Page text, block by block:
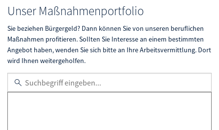
Termine und Veranstaltungen
Veranstaltungen melden
Arbeit und Gesundheit
Maßnahmen
und
Fördermöglichkeiten
Unser Maßnahmenportfolio
Sie beziehen Bürgergeld? Dann können Sie von unseren beruflichen
Maßnahmen profitieren. Sollten Sie Interesse an einem bestimmten
Angebot haben, wenden Sie sich bitte an Ihre Arbeitsvermittlung. Dort
wird Ihnen weitergeholfen.
Schlagworte